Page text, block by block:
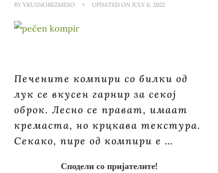
BY VKUSNOBEZMESO UPDATED ON JULY 6, 2022
Печените компири со билки од
лук се вкусен гарнир за секој
оброк. Лесно се прават, имаат
кремаста, но крцкава текстура.
Секако, пире од компири е …
Сподели со пријателите!